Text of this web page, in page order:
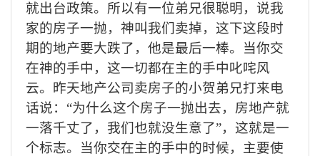
就出台政策。所以有一位弟兄很聪明，说我
家的房子一抛，神叫我们卖掉，这下这段时
期的地产要大跌了，他是最后一棒。当你交
在神的手中，这一切都在主的手中叱咤风
云。昨天地产公司卖房子的小贺弟兄打来电
话说：“为什么这个房子一抛出去，房地产就
一落千丈了，我们也就没生意了”，这就是一
个标志。当你交在主的手中的时候，主要使